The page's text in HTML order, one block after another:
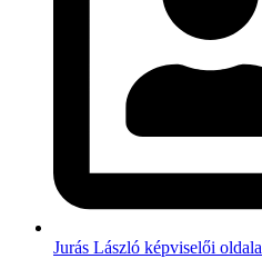
Jurás László képviselői oldala